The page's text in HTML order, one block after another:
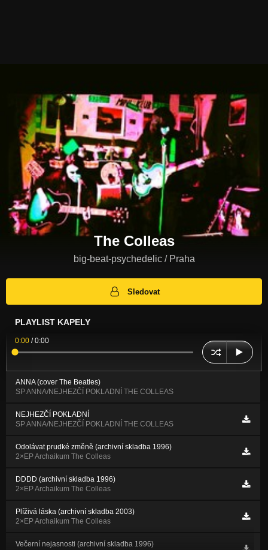
The Colleas
big-beat-psychedelic / Praha
Sledovat
PLAYLIST KAPELY
0:00 /0:00
ANNA (cover The Beatles)
SP ANNA/NEJHEZČÍ POKLADNÍ THE COLLEAS
NEJHEZČÍ POKLADNÍ
SP ANNA/NEJHEZČÍ POKLADNÍ THE COLLEAS
Odolávat prudké změně (archivní skladba 1996)
2×EP Archaikum The Colleas
DDDD (archivní skladba 1996)
2×EP Archaikum The Colleas
Plíživá láska (archivní skladba 2003)
2×EP Archaikum The Colleas
Večerní nejasnosti (archivní skladba 1996)